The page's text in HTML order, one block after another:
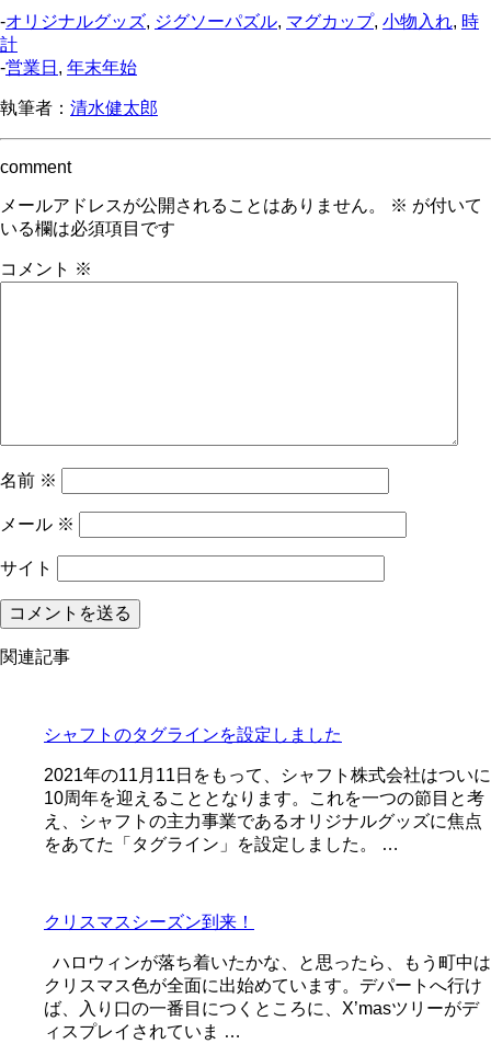
-オリジナルグッズ, ジグソーパズル, マグカップ, 小物入れ, 時
計
-営業日 , 年末年始
執筆者： 清水健太郎
comment
メールアドレスが公開されることはありません。 ※ が付いて
いる欄は必須項目です
コメント ※
名前 ※
メール ※
サイト
関連記事
シャフトのタグラインを設定しました
2021年の11月11日をもって、シャフト株式会社はついに
10周年を迎えることとなります。これを一つの節目と考
え、シャフトの主力事業であるオリジナルグッズに焦点
をあてた「タグライン」を設定しました。 …
クリスマスシーズン到来！
ハロウィンが落ち着いたかな、と思ったら、もう町中は
クリスマス色が全面に出始めています。デパートへ行け
ば、入り口の一番目につくところに、X’masツリーがデ
ィスプレイされていま …